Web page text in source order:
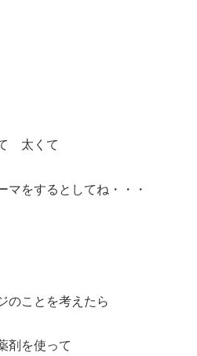
太くて
マをするとしてね・・・
のことを考えたら
剤を使って